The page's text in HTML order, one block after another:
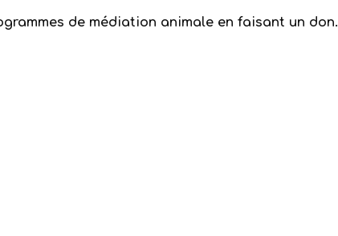
de médiation animale en faisant un don.